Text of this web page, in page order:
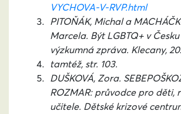
VYCHOVA-V-RVP.html
PITOŇÁK, Michal a
Marcela. Být LGBTQ+ v Česku
výzkumná zpráva. Klecany,
tamtéž, str. 103.
DUŠKOVÁ, Zora.
ROZMAR: průvodce pro děti,
učitele. Dětské krizové